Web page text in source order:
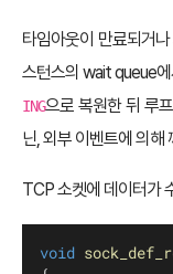
타임아웃이 만료되거
스턴스의 wait queue
ING으로 복원한 뒤 루
닌, 외부 이벤트에 의해
TCP 소켓에 데이터가
void